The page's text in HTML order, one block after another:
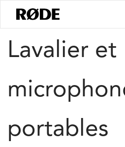
Produits / Microphones
Lavalier et
portables